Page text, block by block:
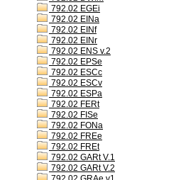
792.02 EGEi
792.02 EINa
792.02 EINf
792.02 EINr
792.02 ENS v.2
792.02 EPSe
792.02 ESCc
792.02 ESCv
792.02 ESPa
792.02 FERt
792.02 FISe
792.02 FONa
792.02 FREe
792.02 FREt
792.02 GARt V.1
792.02 GARt V.2